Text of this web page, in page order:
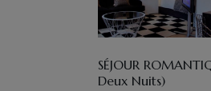
SÉJOUR
Deux Nuits)